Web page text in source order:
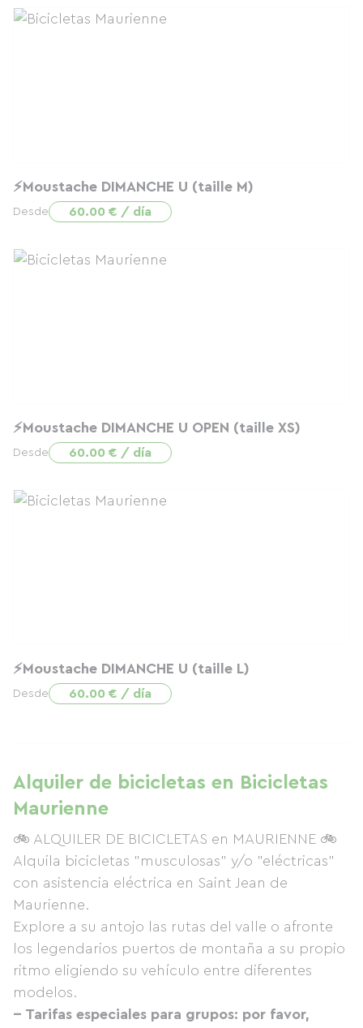
⚡Moustache DIMANCHE U (taille M)
Desde 60.00 € / día
⚡Moustache DIMANCHE U OPEN (taille XS)
Desde 60.00 € / día
⚡Moustache DIMANCHE U (taille L)
Desde 60.00 € / día
Alquiler de bicicletas en Bicicletas
Maurienne
🚲 ALQUILER DE BICICLETAS en MAURIENNE 🚲
Alquila bicicletas "musculosas" y/o "eléctricas"
con asistencia eléctrica en Saint Jean de
Maurienne.
Explore a su antojo las rutas del valle o afronte
los legendarios puertos de montaña a su propio
ritmo eligiendo su vehículo entre diferentes
modelos.
-- Tarifas especiales para grupos: por favor,